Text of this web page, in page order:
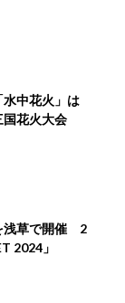
水中花火」は
花火大会
浅草で開催 2
2024」